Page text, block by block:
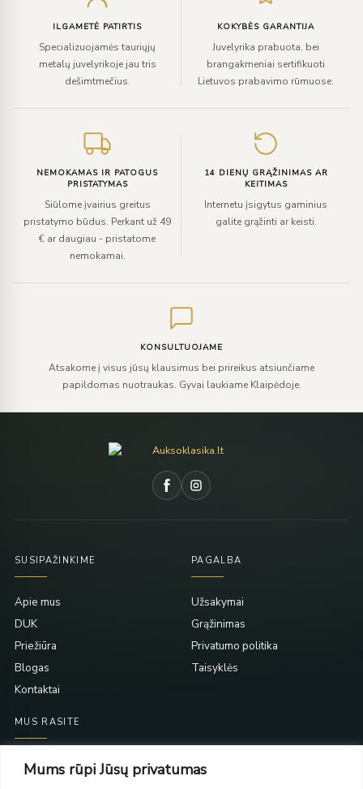
Mums rūpi Jūsų privatumas
ILGAMETĖ PATIRTIS
Specializuojamės tauriųjų
metalų juvelyrikoje jau tris
dešimtmečius.
KOKYBĖS GARANTIJA
Juvelyrika prabuota, bei
brangakmeniai sertifikuoti
Lietuvos prabavimo rūmuose.
NEMOKAMAS IR PATOGUS
PRISTATYMAS
Siūlome įvairius greitus
pristatymo būdus. Perkant už 49
€ ar daugiau - pristatome
nemokamai.
14 DIENŲ GRĄŽINIMAS AR
KEITIMAS
Internetu įsigytus gaminius
galite grąžinti ar keisti.
KONSULTUOJAME
Atsakome į visus jūsų klausimus bei prireikus atsiunčiame
papildomas nuotraukas. Gyvai laukiame Klaipėdoje.
SUSIPAŽINKIME
Apie mus
DUK
Priežiūra
Blogas
Kontaktai
PAGALBA
Užsakymai
Grąžinimas
Privatumo politika
Taisyklės
MUS RASITE
Taikos pr. 139
PC Molas, Klaipėda